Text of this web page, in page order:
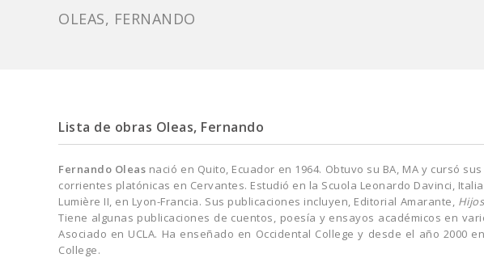
OLEAS, FERNANDO
Lista de obras Oleas, Fernando
Fernando Oleas nació en Quito, Ecuador en 1964. Obtuvo su BA, MA y cursó
corrientes platónicas en Cervantes. Estudió en la Scuola Leonardo Davinci,
Lumière II, en Lyon-Francia. Sus publicaciones incluyen, Editorial Amarante,
Tiene algunas publicaciones de cuentos, poesía y ensayos académicos en
Asociado en UCLA. Ha enseñado en Occidental College y desde el año 2000
College.